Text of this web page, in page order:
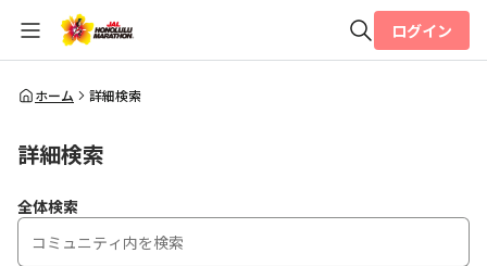
全体検索
ログイン
ホーム 詳細検索
詳細検索
全体検索